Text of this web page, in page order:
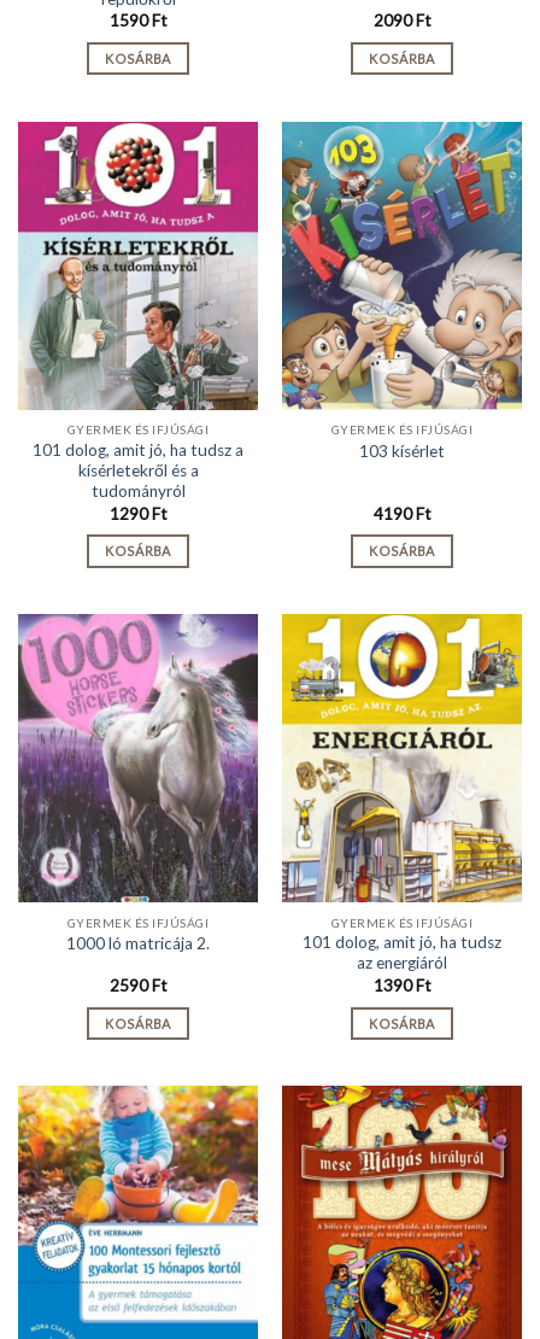
1590Ft
KOSÁRBA
2090Ft
KOSÁRBA
GYERMEK ÉS IFJÚSÁGI
101 dolog, amit jó, ha tudsz a
kísérletekről és a
tudományról
1290Ft
KOSÁRBA
GYERMEK ÉS IFJÚSÁGI
103 kísérlet
4190Ft
KOSÁRBA
GYERMEK ÉS IFJÚSÁGI
1000 ló matricája 2.
2590Ft
KOSÁRBA
GYERMEK ÉS IFJÚSÁGI
101 dolog, amit jó, ha tudsz
az energiáról
1390Ft
KOSÁRBA